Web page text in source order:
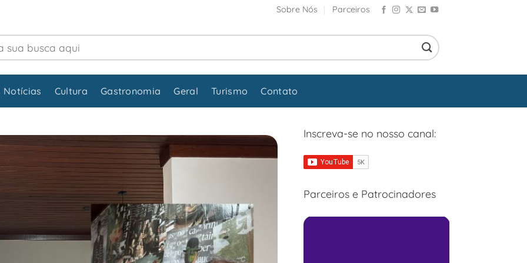
Sobre Nós Parceiros
Notícias Cultura Gastronomia Geral Turismo Contato
Inscreva-se no nosso canal:
Parceiros e Patrocinadores